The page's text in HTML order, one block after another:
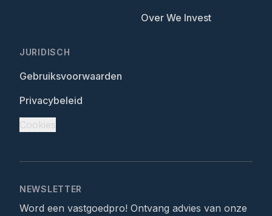
Over We Invest
JURIDISCH
Gebruiksvoorwaarden
Privacybeleid
Cookies
NEWSLETTER
Word een vastgoedpro! Ontvang advies van onze